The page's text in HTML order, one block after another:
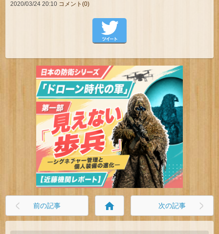
2020/03/24 20:10 コメント(0)
前の記事 home 次の記事